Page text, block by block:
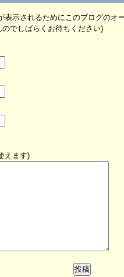
表示されるためにこのブログのオ
でしばらくお待ちください)
えます)
投稿